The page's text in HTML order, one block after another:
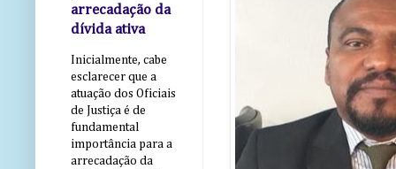
arrecadação da
dívida ativa
Inicialmente, cabe
esclarecer que a
atuação dos Oficiais
de Justiça é de
fundamental
importância para a
arrecadação da